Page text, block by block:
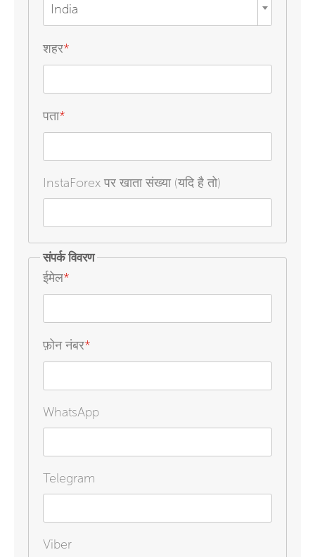
India
शहर*
पता*
InstaForex पर खाता संख्या (यदि है तो)
संपर्क विवरण
ईमेल*
फ़ोन नंबर*
WhatsApp
Telegram
Viber